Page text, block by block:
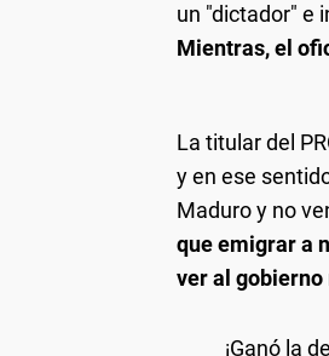
un "dictador" e
Mientras, el
La titular del
y en ese
Maduro y no
que emigrar a
ver al
¡Ganó la